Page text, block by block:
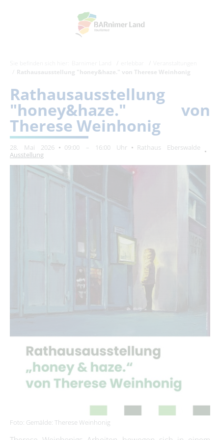
Rathausausstellung "honey&haze." von Therese Weinhonig
Rathausausstellung
"honey&haze." von
Therese Weinhonig
28. Mai 2026 09:00 – 16:00 Uhr
Rathaus Eberswalde
Ausstellung
Foto: Gemälde: Therese Weinhonig